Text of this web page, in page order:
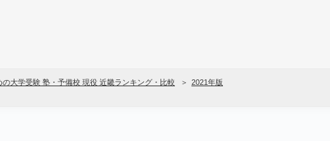
の大学受験 塾・予備校 現役 近畿ランキング・比較
2021年版